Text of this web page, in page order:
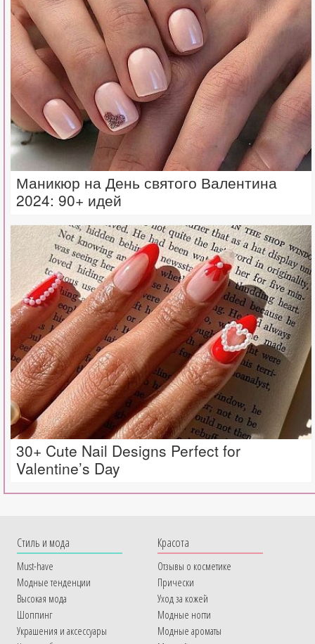
Маникюр на День святого Валентина
2024: 90+ идей
30+ Cute Nail Designs Perfect for
Valentine’s Day
Cтиль и мода
Must-have
Модные тенденции
Высокая мода
Шоппинг
Украшения и аксессуары
Красота
Отзывы о косметике
Прически
Уход за кожей
Модные ногти
Модные ароматы